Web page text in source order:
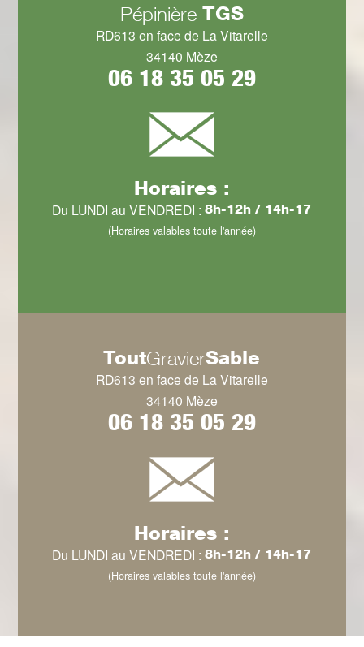
Pépinière TGS
RD613 en face de La Vitarelle
34140 Mèze
06 18 35 05 29
Horaires :
Du LUNDI au VENDREDI :8h-12h / 14h-17
(Horaires valables toute l'année)
ToutGravierSable
RD613 en face de La Vitarelle
34140 Mèze
06 18 35 05 29
Horaires :
Du LUNDI au VENDREDI :8h-12h / 14h-17
(Horaires valables toute l'année)